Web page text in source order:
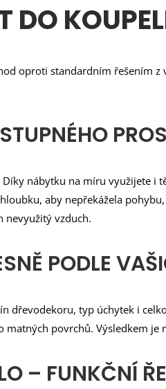
DO
oproti standardním řešením
nábytku na míru využijete
aby nepřekážela
nevyužitý vzduch.
PODLE
dřevodekoru, typ úchytek i
povrchů. Výsledkem
– FUNKČNÍ